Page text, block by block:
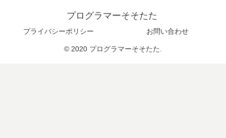
プログラマーそそたた
プライバシーポリシー お問い合わせ
© 2020 プログラマーそそたた.